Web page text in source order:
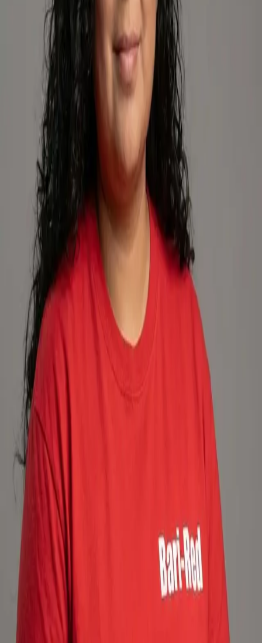
Zonas de cobertura
Valparaíso
comunas
Reseñas ( 0
Aún no hay reseñas aprobadas. ¡Sé la primera persona
en dejar una!
Deja tu reseña
¿Trabajaste con esta profesional?
Para dejar una reseña debes estar registrada e iniciar
sesión como cliente.
Dejar mi reseña
Bárbara Cárdenas Pizarro
Gasfitería doméstica
Público general
Agendar cita
Contacto